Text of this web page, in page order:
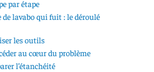
par étape
de lavabo qui fuit : le déroulé
les outils
au cœur du problème
l’étanchéité